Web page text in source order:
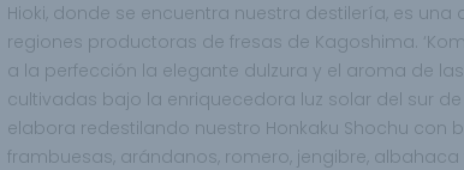
Hioki, donde se encuentra nuestra destilería, es una
regiones productoras de fresas de Kagoshima.
a la perfección la elegante dulzura y el aroma de
cultivadas bajo la enriquecedora luz solar del sur de
elabora redestilando nuestro Honkaku Shochu con
frambuesas, arándanos, romero, jengibre, albahaca